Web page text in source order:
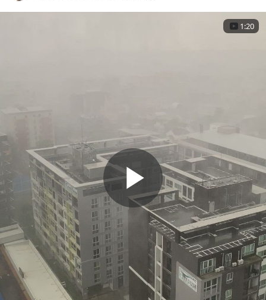
1:20